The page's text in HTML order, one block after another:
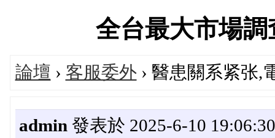
全台最大市場
論壇 › 客服委外› 醫患關系紧张,
admin 發表於 2025-6-10 19:06:30